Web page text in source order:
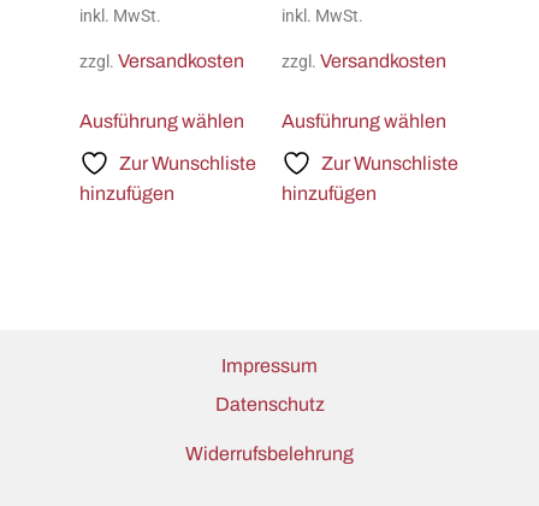
inkl. MwSt.
zzgl. Versandkosten
Ausführung wählen
Zur Wunschliste
hinzufügen
inkl. MwSt.
zzgl. Versandkosten
Ausführung wählen
Zur Wunschliste
hinzufügen
Impressum
Datenschutz
Widerrufsbelehrung